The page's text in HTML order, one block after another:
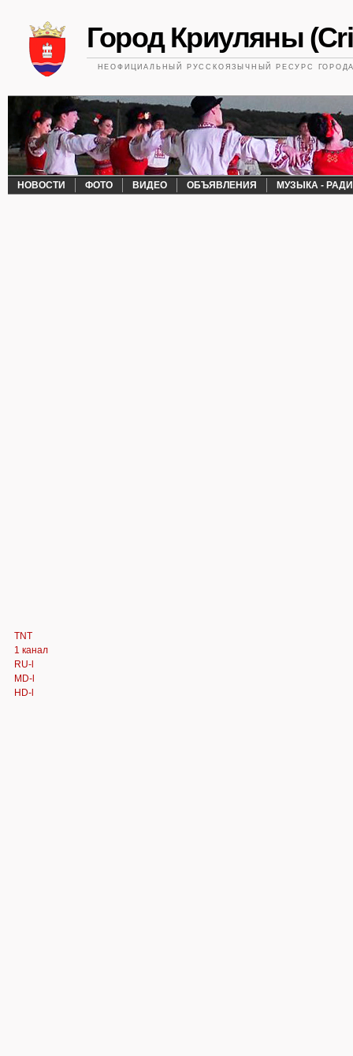
Город Криуляны
НЕОФИЦИАЛЬНЫЙ РУССКОЯЗЫЧНЫЙ РЕСУРС
НОВОСТИ ФОТО ВИДЕО ОБЪЯВЛЕНИЯ МУЗЫКА -
TNT
1 канал
RU-l
MD-l
HD-l